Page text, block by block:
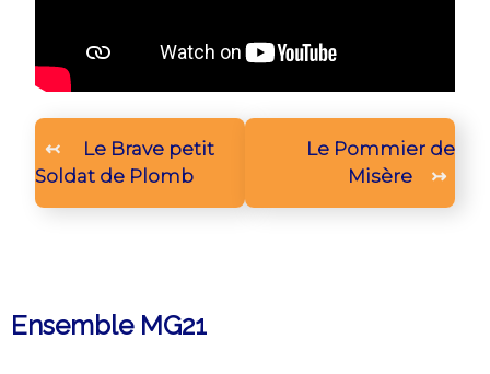
Navigation
de
l’article
↢
Le Brave petit
Soldat de Plomb
Le Pommier de
Misère
↣
Ensemble MG21